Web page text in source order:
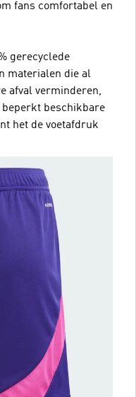
fans comfortabel en
gerecyclede
materialen die al
afval verminderen,
beperkt beschikbare
het de voetafdruk